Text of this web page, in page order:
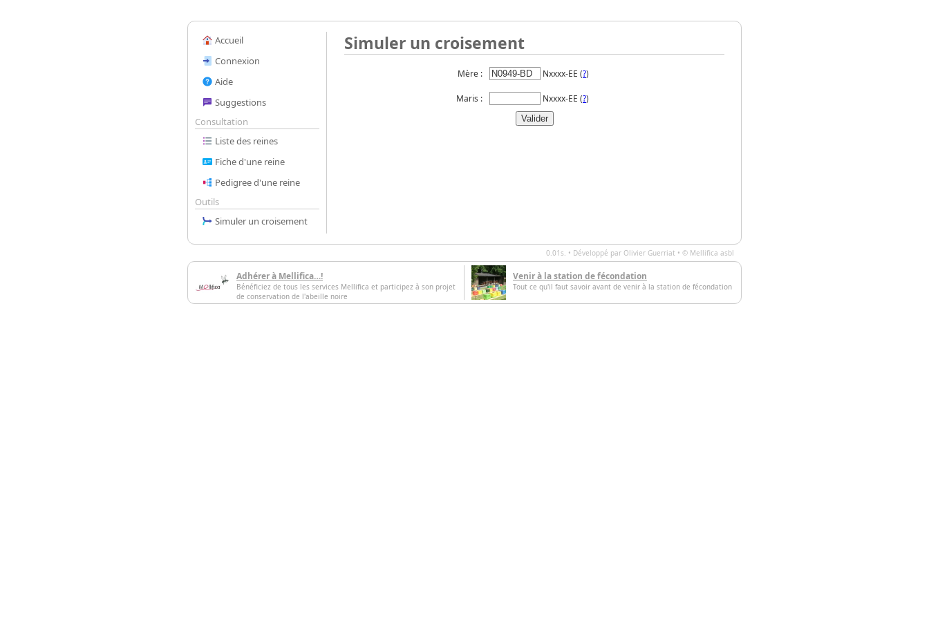
Accueil
Connexion
Aide
Suggestions
Consultation
Liste des reines
Fiche d'une reine
Pedigree d'une reine
Outils
Simuler un croisement
Simuler un croisement
Mère : Nxxxx-EE (?)
Maris : Nxxxx-EE (?)
0.01s. • Développé par Olivier Guerriat • © Mellifica asbl
Adhérer à Mellifica…!
Bénéficiez de tous les services Mellifica et participez à son projet
de conservation de l'abeille noire
Venir à la station de fécondation
Tout ce qu'il faut savoir avant de venir à la station de fécondation